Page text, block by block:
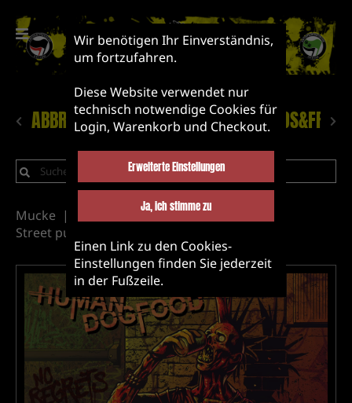
ABBRUCH! NEUHEITEN
Mucke
Label&Bands&Friends
Street punk
Wir benötigen Ihr Einverständnis,
um fortzufahren.
Diese Website verwendet nur
technisch notwendige Cookies für
Login, Warenkorb und Checkout.
Erweiterte Einstellungen
Ja, ich stimme zu
Einen Link zu den Cookies-
Einstellungen finden Sie jederzeit
in der Fußzeile.